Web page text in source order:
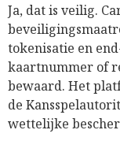
Ja, dat is veilig.
tokenisatie en
kaartnummer of
bewaard. Het
de
wettelijke